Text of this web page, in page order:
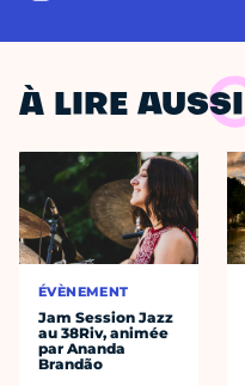
À LIRE AUSSI
ÉVÈNEMENT
Jam Session Jazz
au 38Riv, animée
par Ananda
Brandão